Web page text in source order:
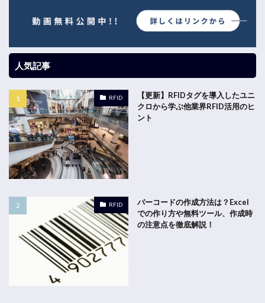
人気記事
RFID
【更新】RFIDタグを導入したユニ
クロから学ぶ他業界RFID活用のヒ
ント
RFID
バーコードの作成方法は？Excel
での作り方や無料ツール、作成時
の注意点を徹底解説！